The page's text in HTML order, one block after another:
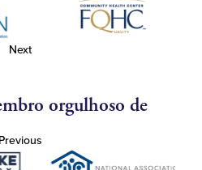
Next
orgulhoso de
Previous